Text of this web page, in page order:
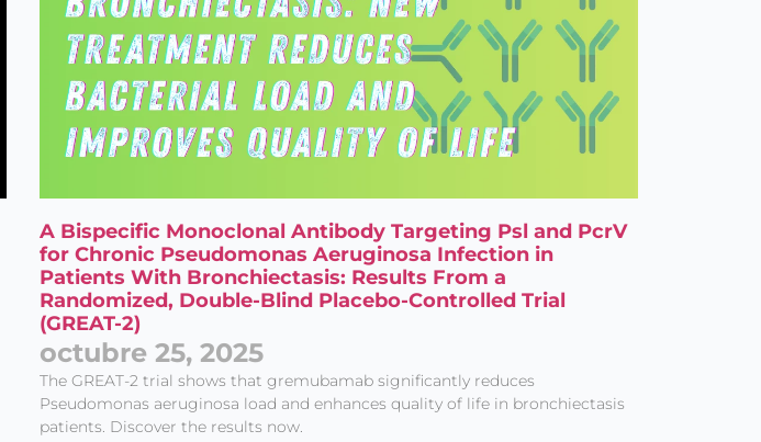
A Bispecific Monoclonal Antibody Targeting Psl and PcrV
for Chronic Pseudomonas Aeruginosa Infection in
Patients With Bronchiectasis: Results From a
Randomized, Double-Blind Placebo-Controlled Trial
(GREAT-2)
octubre 25, 2025
The GREAT-2 trial shows that gremubamab significantly reduces
Pseudomonas aeruginosa load and enhances quality of life in bronchiectasis
patients. Discover the results now.